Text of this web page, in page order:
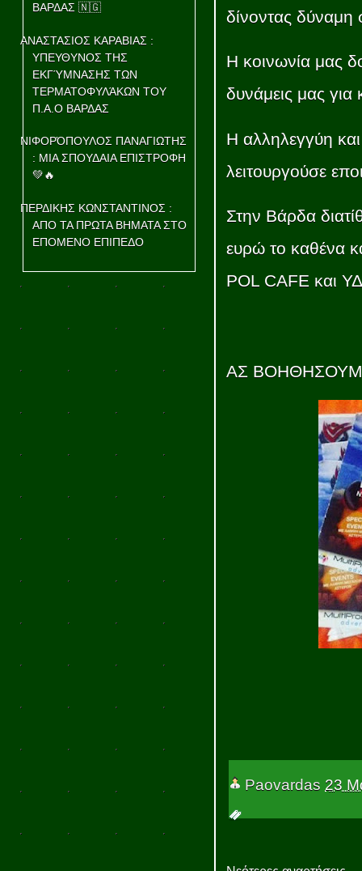
ΒΑΡΔΑΣ 🇳🇬
ΑΝΑΣΤΑΣΙΟΣ ΚΑΡΑΒΙΑΣ :
ΥΠΕΥΘΥΝΟΣ ΤΗΣ
ΕΚΓΎΜΝΑΣΗΣ ΤΩΝ
ΤΕΡΜΑΤΟΦΥΛΆΚΩΝ ΤΟΥ
Π.Α.Ο ΒΑΡΔΑΣ
ΝΙΦΟΡΌΠΟΥΛΟΣ ΠΑΝΑΓΙΩΤΗΣ
: ΜΙΑ ΣΠΟΥΔΑΙΑ ΕΠΙΣΤΡΟΦΗ
💚🔥
ΠΕΡΔΙΚΗΣ ΚΩΝΣΤΑΝΤΙΝΟΣ :
ΑΠΟ ΤΑ ΠΡΩΤΑ ΒΗΜΑΤΑ ΣΤΟ
ΕΠΟΜΕΝΟ ΕΠΙΠΕΔΟ
δίνοντας δύναμη
Η κοινωνία μας
δυνάμεις μας
Η αλληλεγγύη
λειτουργούσε
Στην Βάρδα
ευρώ το καθένα
POL CAFE και
ΑΣ
Paovardas 23